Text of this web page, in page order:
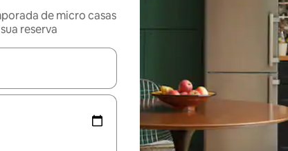
de micro casas
reserva
disponíveis, explore-os usando as seta para cima e para